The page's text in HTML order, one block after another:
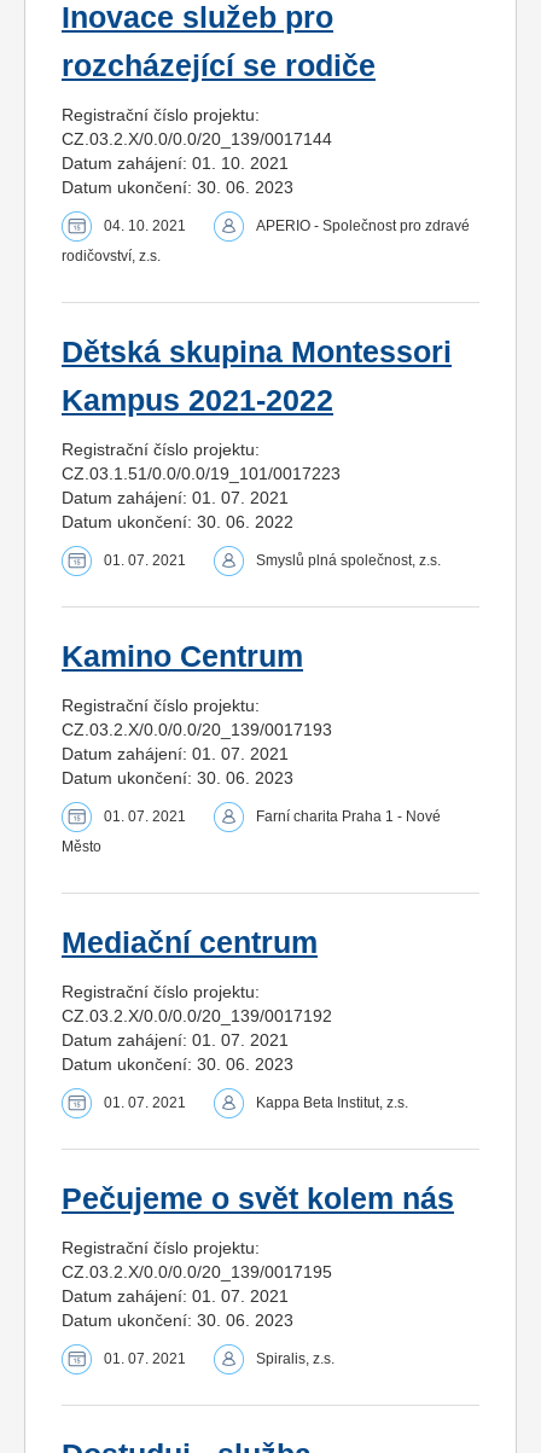
Inovace služeb pro
rozcházející se rodiče
Registrační číslo projektu:
CZ.03.2.X/0.0/0.0/20_139/0017144
Datum zahájení: 01. 10. 2021
Datum ukončení: 30. 06. 2023
04. 10. 2021
APERIO - Společnost pro zdravé
rodičovství, z.s.
Dětská skupina Montessori
Kampus 2021-2022
Registrační číslo projektu:
CZ.03.1.51/0.0/0.0/19_101/0017223
Datum zahájení: 01. 07. 2021
Datum ukončení: 30. 06. 2022
01. 07. 2021 Smyslů plná společnost, z.s.
Kamino Centrum
Registrační číslo projektu:
CZ.03.2.X/0.0/0.0/20_139/0017193
Datum zahájení: 01. 07. 2021
Datum ukončení: 30. 06. 2023
01. 07. 2021
Farní charita Praha 1 - Nové
Město
Mediační centrum
Registrační číslo projektu:
CZ.03.2.X/0.0/0.0/20_139/0017192
Datum zahájení: 01. 07. 2021
Datum ukončení: 30. 06. 2023
01. 07. 2021 Kappa Beta Institut, z.s.
Pečujeme o svět kolem nás
Registrační číslo projektu:
CZ.03.2.X/0.0/0.0/20_139/0017195
Datum zahájení: 01. 07. 2021
Datum ukončení: 30. 06. 2023
01. 07. 2021 Spiralis, z.s.